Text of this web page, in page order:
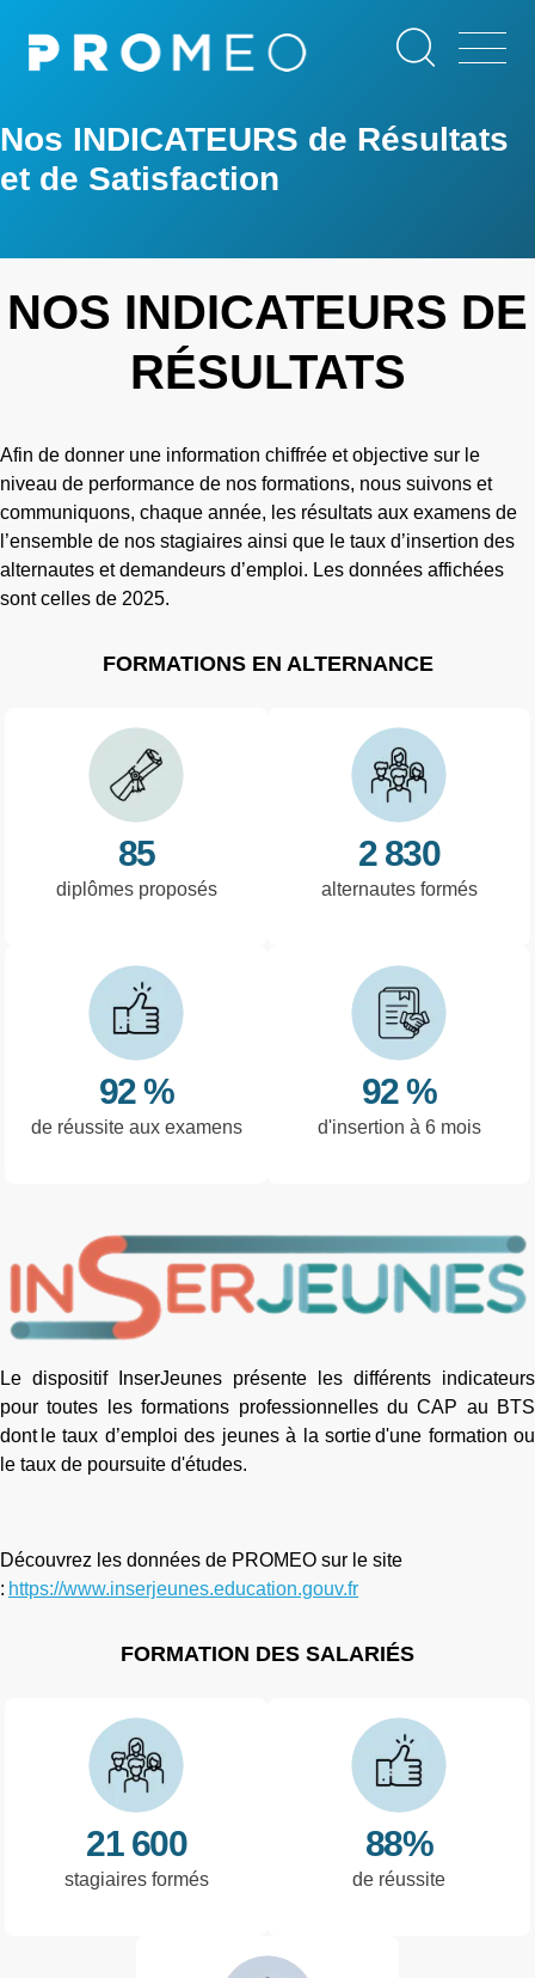
contenu
Nos INDICATEURS de Résultats
et de Satisfaction
NOS INDICATEURS DE
RÉSULTATS
Afin de donner une information chiffrée et objective sur le
niveau de performance de nos formations, nous suivons et
communiquons, chaque année, les résultats aux examens de
l’ensemble de nos stagiaires ainsi que le taux d’insertion des
alternautes et demandeurs d’emploi. Les données affichées
sont celles de 2025.
FORMATIONS EN ALTERNANCE
85
diplômes proposés
2 830
alternautes formés
92 %
de réussite aux examens
92 %
d'insertion à 6 mois
Le dispositif InserJeunes présente les différents indicateurs
pour toutes les formations professionnelles du CAP au BTS
dont le taux d’emploi des jeunes à la sortie d'une formation ou
le taux de poursuite d'études.
Découvrez les données de PROMEO sur le site
: https://www.inserjeunes.education.gouv.fr
FORMATION DES SALARIÉS
21 600
stagiaires formés
88%
de réussite